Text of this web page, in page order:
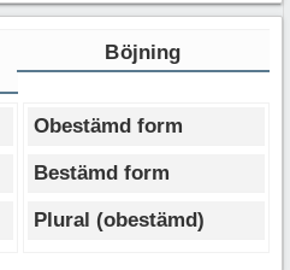
Böjning
Obestämd form
Bestämd form
Plural (obestämd)